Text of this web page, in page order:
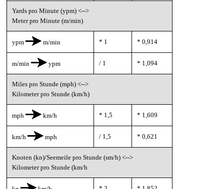
Yards pro Minute (ypm) <-->
Meter pro Minute (m/min)
ypm m/min * 1 * 0,914
m/min ypm / 1 * 1,094
Miles pro Stunde (mph) <-->
Kilometer pro Stunde (km/h)
mph km/h * 1,5 * 1,609
km/h mph / 1,5 * 0,621
Knoten (kn)/Seemeile pro Stunde (sm/h) <-->
Kilometer pro Stunde (km/h